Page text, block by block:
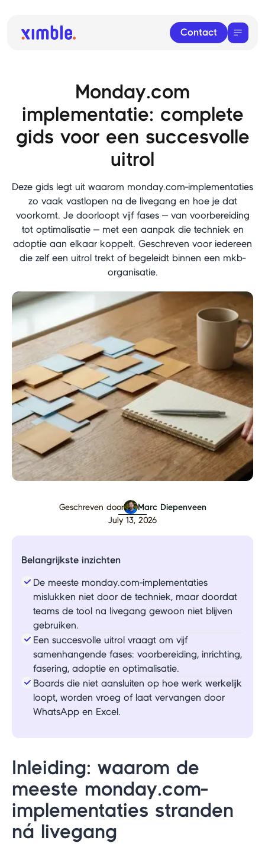
Contact
Monday.com
implementatie: complete
gids voor een succesvolle
uitrol
Deze gids legt uit waarom monday.com-implementaties
zo vaak vastlopen na de livegang en hoe je dat
voorkomt. Je doorloopt vijf fases — van voorbereiding
tot optimalisatie — met een aanpak die techniek en
adoptie aan elkaar koppelt. Geschreven voor iedereen
die zelf een uitrol trekt of begeleidt binnen een mkb-
organisatie.
Geschreven door
Marc Diepenveen
July 13, 2026
Belangrijkste inzichten
De meeste monday.com-implementaties
mislukken niet door de techniek, maar doordat
teams de tool na livegang gewoon niet blijven
gebruiken.
Een succesvolle uitrol vraagt om vijf
samenhangende fases: voorbereiding, inrichting,
fasering, adoptie en optimalisatie.
Boards die niet aansluiten op hoe werk werkelijk
loopt, worden vroeg of laat vervangen door
WhatsApp en Excel.
Inleiding: waarom de
meeste monday.com-
implementaties stranden
ná livegang